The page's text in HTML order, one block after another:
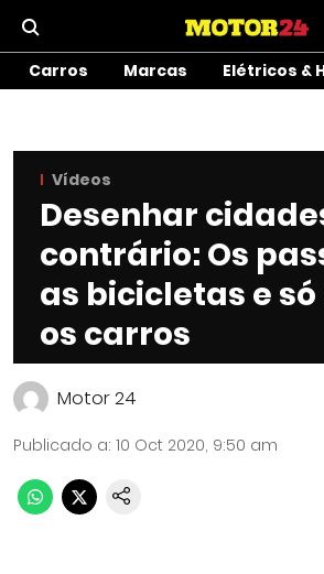
Carros Marcas Elétricos &
Vídeos
Desenhar
contrário: Os
as bicicletas e
os carros
Motor 24
Publicado a: 10 Oct 2020, 9:50 am